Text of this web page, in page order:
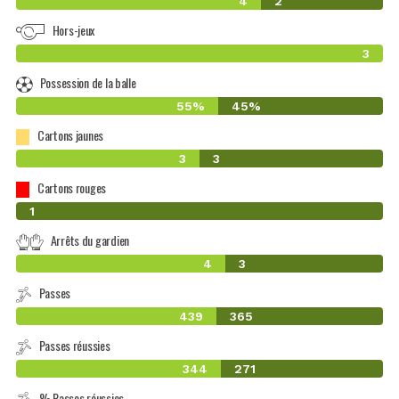
Hors-jeux
3
Possession de la balle
55% 45%
Cartons jaunes
3 3
Cartons rouges
0
1
Arrêts du gardien
4 3
Passes
439 365
Passes réussies
344 271